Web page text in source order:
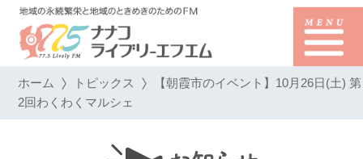
ホーム トピックス 【朝霞市のイベント】10月26日(土) 第
2回わくわくマルシェ